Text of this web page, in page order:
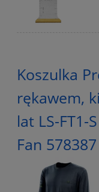
Koszulka
rękawem,
lat LS-FT1-
Fan 578387